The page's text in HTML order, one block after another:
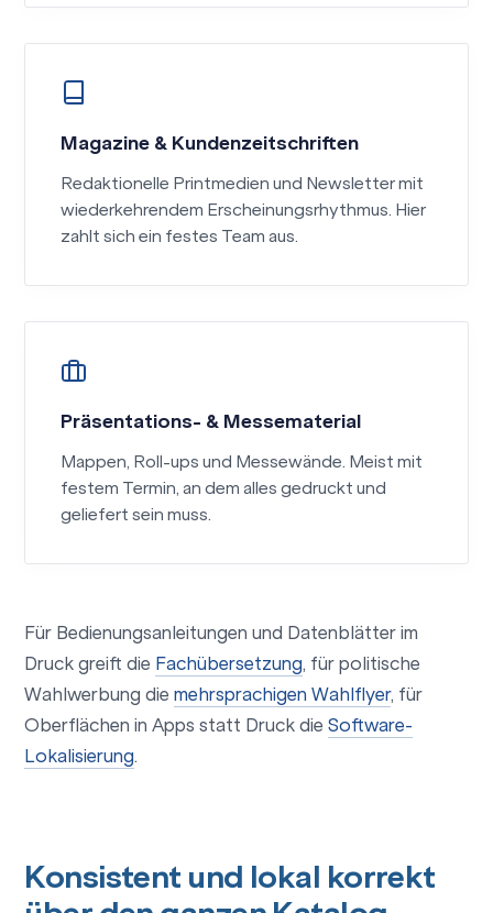
Magazine & Kundenzeitschriften
Redaktionelle Printmedien und Newsletter mit
wiederkehrendem Erscheinungsrhythmus. Hier
zahlt sich ein festes Team aus.
Präsentations- & Messematerial
Mappen, Roll-ups und Messewände. Meist mit
festem Termin, an dem alles gedruckt und
geliefert sein muss.
Für Bedienungsanleitungen und Datenblätter im
Druck greift die Fachübersetzung, für politische
Wahlwerbung diemehrsprachigen Wahlflyer, für
Oberflächen in Apps statt Druck dieSoftware-
Lokalisierung.
Konsistent und lokal korrekt